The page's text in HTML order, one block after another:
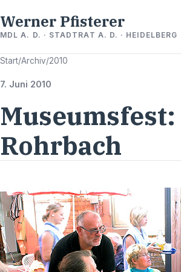
Werner Pfisterer
MDL A. D. · STADTRAT A. D. · HEIDELBERG
Start/Archiv/2010
7. Juni 2010
Rohrbach